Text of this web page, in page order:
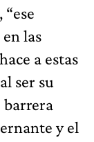
las
a estas
ser su
y el